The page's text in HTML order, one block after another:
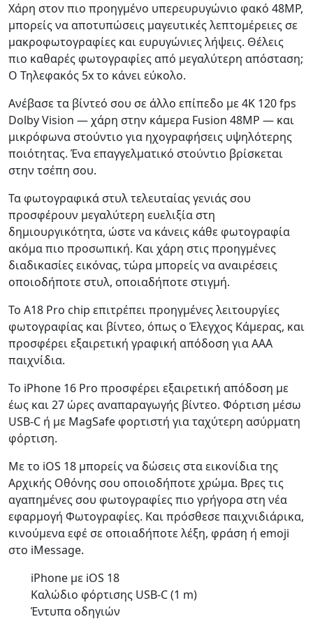
Χάρη στον πιο προηγμένο υπερευρυγώνιο φακό 48MP,
μπορείς να αποτυπώσεις μαγευτικές λεπτομέρειες σε
μακροφωτογραφίες και ευρυγώνιες λήψεις. Θέλεις
πιο καθαρές φωτογραφίες από μεγαλύτερη απόσταση;
Ο Τηλεφακός 5x το κάνει εύκολο.
Ανέβασε τα βίντεό σου σε άλλο επίπεδο με 4K 120 fps
Dolby Vision — χάρη στην κάμερα Fusion 48MP — και
μικρόφωνα στούντιο για ηχογραφήσεις υψηλότερης
ποιότητας. Ένα επαγγελματικό στούντιο βρίσκεται
στην τσέπη σου.
Τα φωτογραφικά στυλ τελευταίας γενιάς σου
προσφέρουν μεγαλύτερη ευελιξία στη
δημιουργικότητα, ώστε να κάνεις κάθε φωτογραφία
ακόμα πιο προσωπική. Και χάρη στις προηγμένες
διαδικασίες εικόνας, τώρα μπορείς να αναιρέσεις
οποιοδήποτε στυλ, οποιαδήποτε στιγμή.
Το A18 Pro chip επιτρέπει προηγμένες λειτουργίες
φωτογραφίας και βίντεο, όπως ο Έλεγχος Κάμερας, και
προσφέρει εξαιρετική γραφική απόδοση για AAA
παιχνίδια.
Το iPhone 16 Pro προσφέρει εξαιρετική απόδοση με
έως και 27 ώρες αναπαραγωγής βίντεο. Φόρτιση μέσω
USB-C ή με MagSafe φορτιστή για ταχύτερη ασύρματη
φόρτιση.
Με το iOS 18 μπορείς να δώσεις στα εικονίδια της
Αρχικής Οθόνης σου οποιοδήποτε χρώμα. Βρες τις
αγαπημένες σου φωτογραφίες πιο γρήγορα στη νέα
εφαρμογή Φωτογραφίες. Και πρόσθεσε παιχνιδιάρικα,
κινούμενα εφέ σε οποιαδήποτε λέξη, φράση ή emoji
στο iMessage.
iPhone με iOS 18
Καλώδιο φόρτισης USB‑C (1 m)
Έντυπα οδηγιών